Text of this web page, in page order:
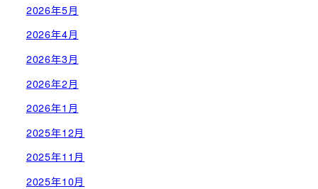
2026年5月
2026年4月
2026年3月
2026年2月
2026年1月
2025年12月
2025年11月
2025年10月